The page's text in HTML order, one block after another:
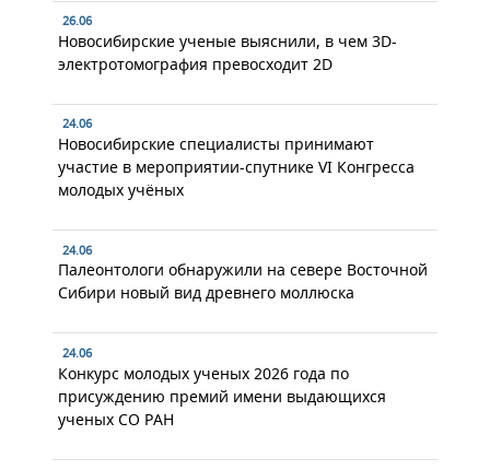
26.06
Новосибирские ученые выяснили, в чем 3D-
электротомография превосходит 2D
24.06
Новосибирские специалисты принимают
участие в мероприятии-спутнике VI Конгресса
молодых учёных
24.06
Палеонтологи обнаружили на севере Восточной
Сибири новый вид древнего моллюска
24.06
Конкурс молодых ученых 2026 года по
присуждению премий имени выдающихся
ученых СО РАН